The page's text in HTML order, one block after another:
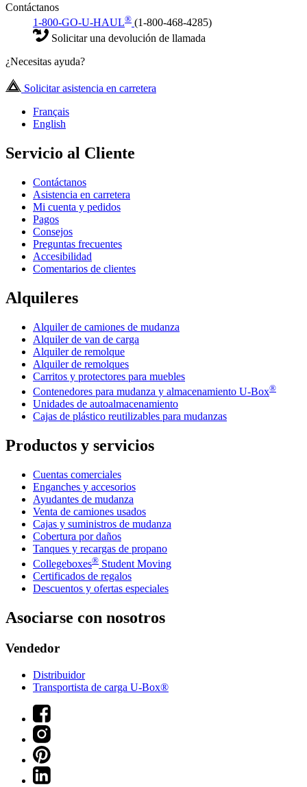
Contáctanos
1-800-GO-U-HAUL® (1-800-468-4285)
Solicitar una devolución de llamada
¿Necesitas ayuda?
Solicitar asistencia en carretera
Français
English
Servicio al Cliente
Contáctanos
Asistencia en carretera
Mi cuenta y pedidos
Pagos
Consejos
Preguntas frecuentes
Accesibilidad
Comentarios de clientes
Alquileres
Alquiler de camiones de mudanza
Alquiler de van de carga
Alquiler de remolque
Alquiler de remolques
Carritos y protectores para muebles
Contenedores para mudanza y almacenamiento U-Box®
Unidades de autoalmacenamiento
Cajas de plástico reutilizables para mudanzas
Productos y servicios
Cuentas comerciales
Enganches y accesorios
Ayudantes de mudanza
Venta de camiones usados
Cajas y suministros de mudanza
Cobertura por daños
Tanques y recargas de propano
Collegeboxes® Student Moving
Certificados de regalos
Descuentos y ofertas especiales
Asociarse con nosotros
Vendedor
Distribuidor
Transportista de carga U-Box®